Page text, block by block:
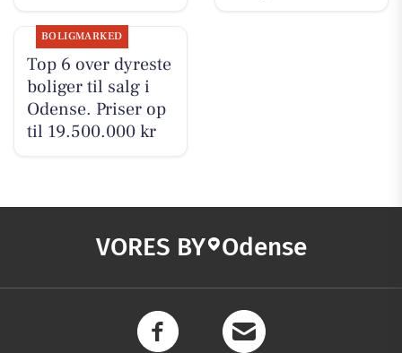
BOLIGMARKED
Top 6 over dyreste
boliger til salg i
Odense. Priser op
til 19.500.000 kr
VORES BY Odense